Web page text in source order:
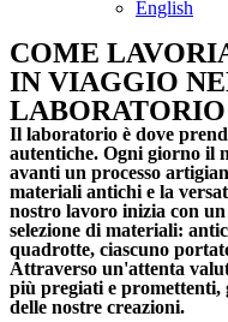
English
COME
IN VIAGGIO
LABORATORIO
Il laboratorio è dove
autentiche. Ogni giorno il
avanti un processo
materiali antichi e la
nostro lavoro inizia con
selezione di materiali:
quadrotte, ciascuno
Attraverso un'attenta
più pregiati e promettenti,
delle nostre creazioni.